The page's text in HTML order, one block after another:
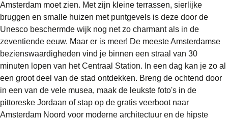
Amsterdam moet zien. Met zijn kleine terrassen, sierlijke
bruggen en smalle huizen met puntgevels is deze door de
Unesco beschermde wijk nog net zo charmant als in de
zeventiende eeuw. Maar er is meer! De meeste Amsterdamse
bezienswaardigheden vind je binnen een straal van 30
minuten lopen van hetCentraal Station. In een dag kan je zo al
een groot deel van de stad ontdekken. Breng de ochtend door
in een van de vele musea, maak de leukste foto's in de
pittoreske Jordaan of stap op de gratis veerboot naar
Amsterdam Noord voor moderne architectuur en de hipste